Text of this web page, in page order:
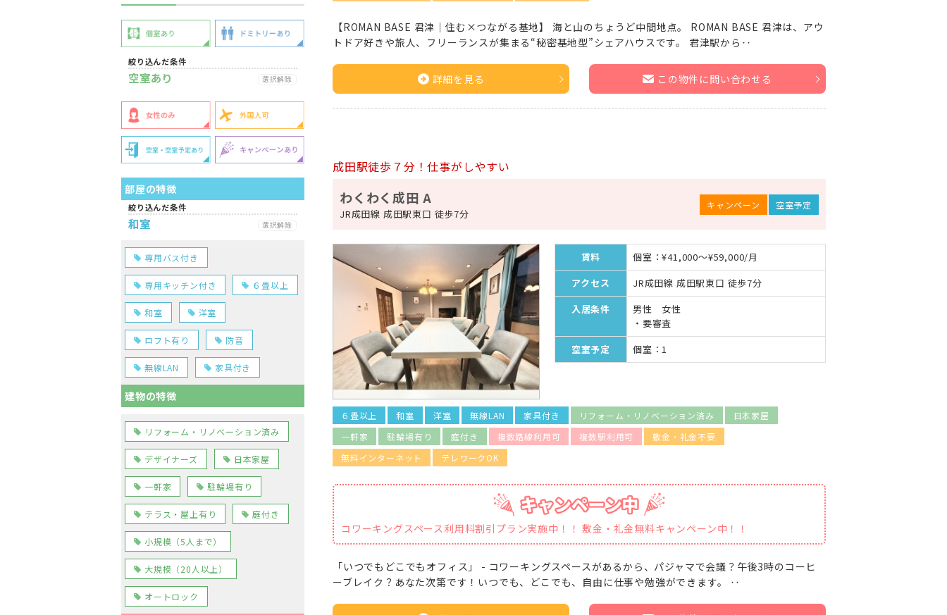
絞り込んだ条件
空室あり 選択解除
部屋の特徴
絞り込んだ条件
和室 選択解除
専用バス付き
専用キッチン付き ６畳以上
和室 洋室
ロフト有り 防音
無線LAN 家具付き
建物の特徴
リフォーム・リノベーション済み
デザイナーズ 日本家屋
一軒家 駐輪場有り
テラス・屋上有り 庭付き
小規模（5人まで）
大規模（20人以上）
オートロック
【ROMAN BASE 君津｜住む×つながる基地】 海と山のちょうど中間地点。 ROMAN BASE 君津は、アウ
トドア好きや旅人、フリーランスが集まる“秘密基地型”シェアハウスです。 君津駅から‥
詳細を見る この物件に問い合わせる
成田駅徒歩７分！仕事がしやすい
わくわく成田 A
JR成田線 成田駅東口 徒歩7分
キャンペーン 空室予定
賃料
個室：¥41,000～¥59,000/月
アクセス
JR成田線 成田駅東口 徒歩7分
入居条件
男性 女性
・要審査
空室予定
個室：1
６畳以上 和室 洋室 無線LAN 家具付き リフォーム・リノベーション済み
日本家屋
一軒家
駐輪場有り 庭付き 複数路線利用可 複数駅利用可
敷金・礼金不要
無料インターネット
テレワークOK
コワーキングスペース利用料割引プラン実施中！！ 敷金・礼金無料キャンペーン中！！
「いつでもどこでもオフィス」 - コワーキングスペースがあるから、パジャマで会議？午後3時のコーヒ
ーブレイク？あなた次第です！いつでも、どこでも、自由に仕事や勉強ができます。 ‥